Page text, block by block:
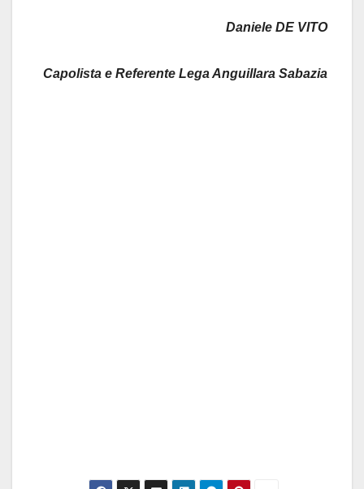
Daniele DE VITO
Capolista e Referente Lega Anguillara Sabazia